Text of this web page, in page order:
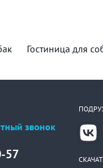
Гостиница для
звонок
57